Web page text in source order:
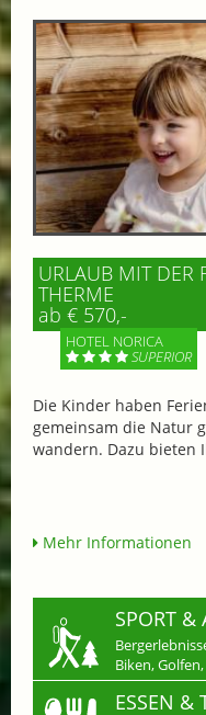
URLAUB MIT DER
THERME
ab € 570,-
HOTEL NORICA
SUPERIOR
Die Kinder haben
gemeinsam die Natur
wandern. Dazu bieten
Mehr Informationen
SPORT &
Biken,
ESSEN &